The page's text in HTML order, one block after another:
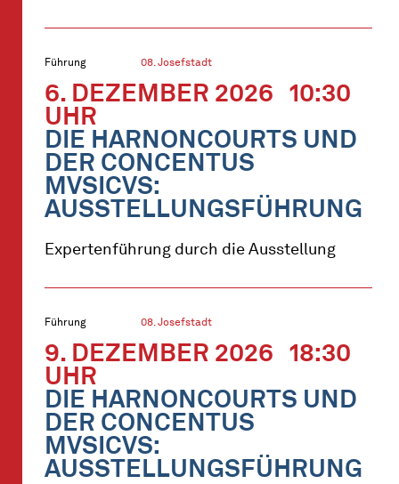
Führung 08. Josefstadt
6. DEZEMBER 2026 10:30
UHR
DIE HARNONCOURTS UND
DER CONCENTUS
MVSICVS:
AUSSTELLUNGSFÜHRUNG
Expertenführung durch die Ausstellung
Führung 08. Josefstadt
9. DEZEMBER 2026 18:30
UHR
DIE HARNONCOURTS UND
DER CONCENTUS
MVSICVS:
AUSSTELLUNGSFÜHRUNG